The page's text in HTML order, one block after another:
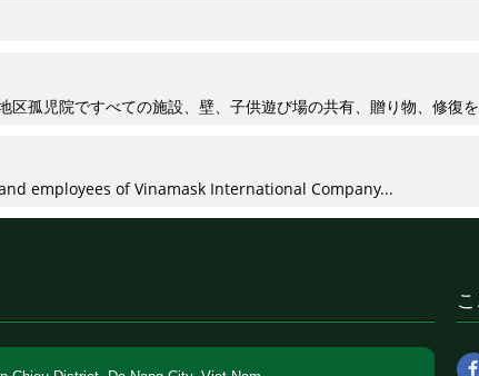
孤児院ですべての施設、壁、子供遊び場の共有、贈り物、修復を
employees of Vinamask International Company...